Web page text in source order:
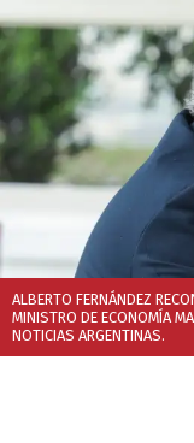
ALBERTO FERNÁNDEZ
MINISTRO DE ECONOMÍA
NOTICIAS ARGENTINAS.